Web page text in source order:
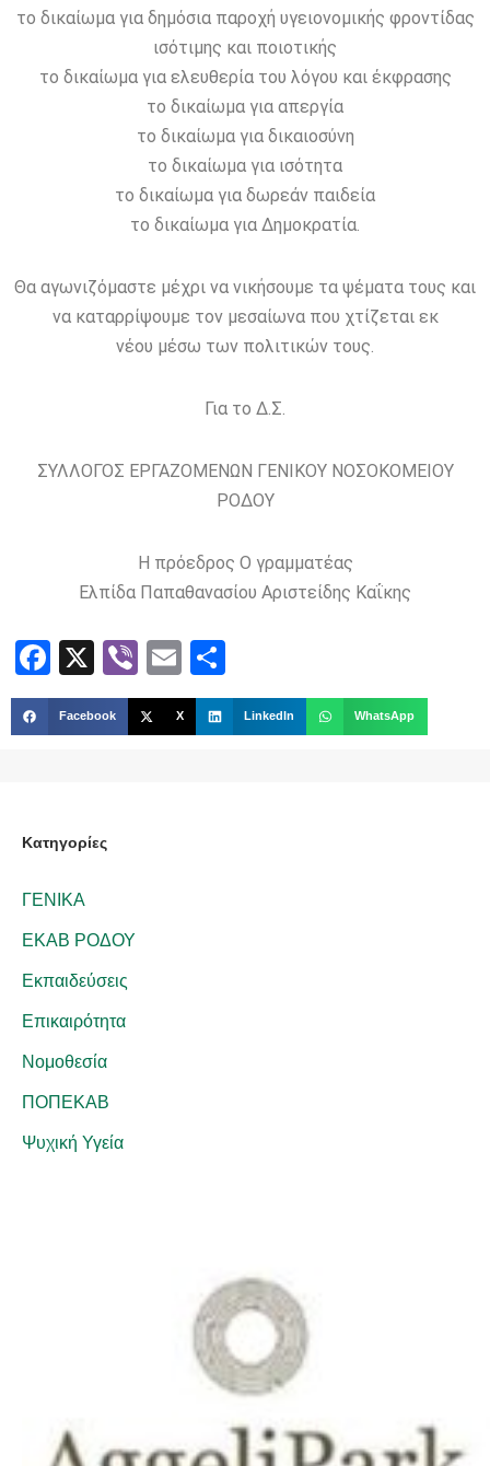
το δικαίωμα για δημόσια παροχή υγειονομικής φροντίδας
ισότιμης και ποιοτικής
το δικαίωμα για ελευθερία του λόγου και έκφρασης
το δικαίωμα για απεργία
το δικαίωμα για δικαιοσύνη
το δικαίωμα για ισότητα
το δικαίωμα για δωρεάν παιδεία
το δικαίωμα για Δημοκρατία.
Θα αγωνιζόμαστε μέχρι να νικήσουμε τα ψέματα τους και
να καταρρίψουμε τον μεσαίωνα που χτίζεται εκ
νέου μέσω των πολιτικών τους.
Για το Δ.Σ.
ΣΥΛΛΟΓΟΣ ΕΡΓΑΖΟΜΕΝΩΝ ΓΕΝΙΚΟΥ ΝΟΣΟΚΟΜΕΙΟΥ
ΡΟΔΟΥ
Η πρόεδρος Ο γραμματέας
Ελπίδα Παπαθανασίου Αριστείδης Καΐκης
Facebook
X ViberEmail
Facebook X LinkedIn WhatsApp
Kατηγορίες
ΓΕΝΙΚΑ
ΕΚΑΒ ΡΟΔΟΥ
Εκπαιδεύσεις
Επικαιρότητα
Νομοθεσία
ΠΟΠΕΚΑΒ
Ψυχική Υγεία